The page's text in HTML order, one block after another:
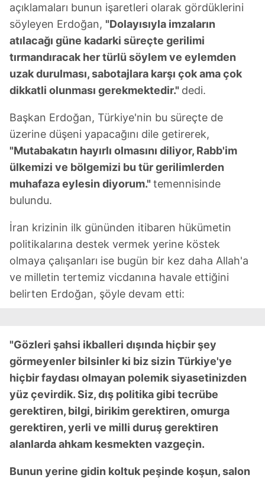
açıklamaları bunun işaretleri olarak gördüklerini
söyleyen Erdoğan, "Dolayısıyla imzaların
atılacağı güne kadarki süreçte gerilimi
tırmandıracak her türlü söylem ve eylemden
uzak durulması, sabotajlara karşı çok ama çok
dikkatli olunması gerekmektedir." dedi.
Başkan Erdoğan, Türkiye'nin bu süreçte de
üzerine düşeni yapacağını dile getirerek,
"Mutabakatın hayırlı olmasını diliyor, Rabb'im
ülkemizi ve bölgemizi bu tür gerilimlerden
muhafaza eylesin diyorum."temennisinde
bulundu.
İran krizinin ilk gününden itibaren hükümetin
politikalarına destek vermek yerine köstek
olmaya çalışanları ise bugün bir kez daha Allah'a
ve milletin tertemiz vicdanına havale ettiğini
belirten Erdoğan, şöyle devam etti:
"Gözleri şahsi ikballeri dışında hiçbir şey
görmeyenler bilsinler ki biz sizin Türkiye'ye
hiçbir faydası olmayan polemik siyasetinizden
yüz çevirdik. Siz, dış politika gibi tecrübe
gerektiren, bilgi, birikim gerektiren, omurga
gerektiren, yerli ve milli duruş gerektiren
alanlarda ahkam kesmekten vazgeçin.
Bunun yerine gidin koltuk peşinde koşun, salon